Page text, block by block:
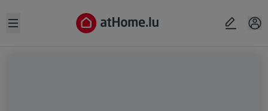
Open sidebar